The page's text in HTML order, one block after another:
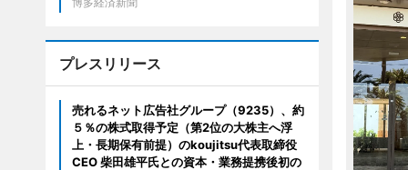
プレスリリース
売れるネット広告社グループ（9235）、約
５％の株式取得予定（第2位の大株主へ浮
上・長期保有前提）のkoujitsu代表取締役
CEO 柴田雄平氏との資本・業務提携後初の